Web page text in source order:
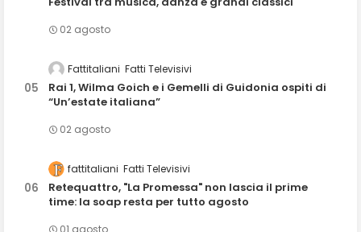
02 agosto
Fattitaliani Fatti Televisivi
Rai 1, Wilma Goich e i Gemelli di Guidonia ospiti di
“Un’estate italiana”
02 agosto
fattitaliani Fatti Televisivi
Retequattro, "La Promessa" non lascia il prime
time: la soap resta per tutto agosto